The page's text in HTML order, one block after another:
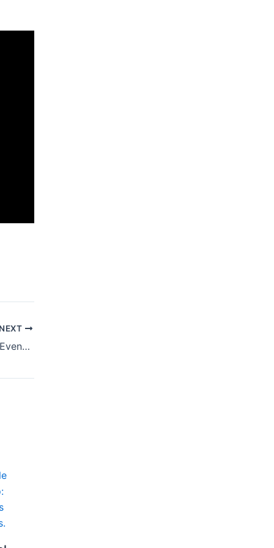
NEXT
COMPOL SERGIPE: Evento de Comunicação e Marketing Político Aconteceu com Grande Sucesso em Sergipe